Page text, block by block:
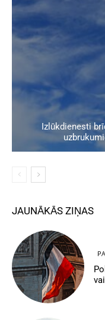
Izlūkdienesti
JAUNĀKĀS ZIŅAS